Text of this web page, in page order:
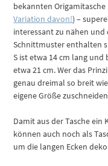
bekannten
Variation davon!) –
interessant zu nähen und
Schnittmuster enthalten
S ist etwa 14 cm lang und
etwa 21 cm. Wer das
genau dreimal so breit
eigene Größe
Damit aus der Tasche ein
können auch noch als
um die langen Ecken